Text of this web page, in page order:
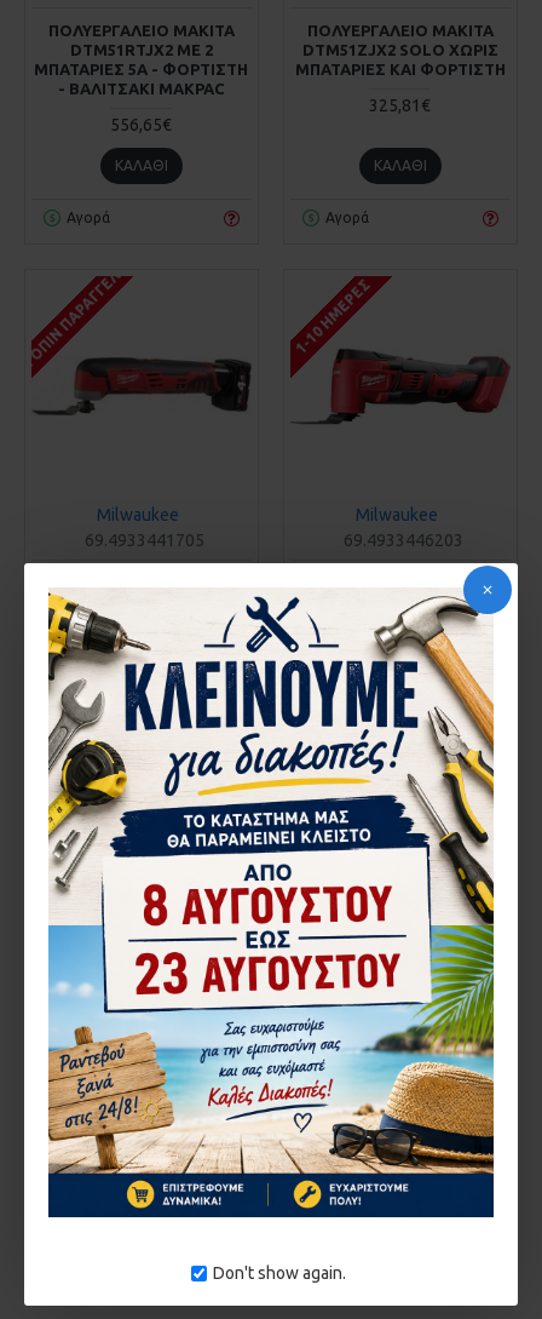
Don't show again.
ΠΟΛΥΕΡΓΑΛΕΙΟ MAKITA
DTM51RTJX2 ΜΕ 2
ΜΠΑΤΑΡΙΕΣ 5Α - ΦΟΡΤΙΣΤΗ
- ΒΑΛΙΤΣΑΚΙ MAKPAC
556,65€
ΚΑΛΆΘΙ
Αγορά
ΠΟΛΥΕΡΓΑΛΕΙΟ MAKITA
DTM51ZJX2 SOLO ΧΩΡΙΣ
ΜΠΑΤΑΡΙΕΣ ΚΑΙ ΦΟΡΤΙΣΤΗ
325,81€
ΚΑΛΆΘΙ
Αγορά
ΚΑΤΌΠΙΝ ΠΑΡΑΓΓΕΛΊΑΣ
Milwaukee
69.4933441705
271,95€
ΚΑΛΆΘΙ
Αγορά
1-10 ΗΜΈΡΕΣ
Milwaukee
69.4933446203
ΠΟΛΥΕΡΓΑΛΕΙΟ MILWAUKEE
M18 BMT-0 4933446203
225,75€
ΚΑΛΆΘΙ
Αγορά
1-10 ΗΜΈΡΕΣ
Milwaukee
69.4933446210
ΠΟΛΥΕΡΓΑΛΕΙΟ MILWAUKEE
M18 BMT-421C 4933446210
481,95€
Einhell 503.4465160
ΠΟΛΥΕΡΓΑΛΕΙΟ
ΕΠΑΝΑΦΟΡΤΙΖΟΜΕΝΟ
ΧΩΡΙΣ ΜΠΑΤΑΡΙΑ ΚΑΙ
ΦΟΡΤΙΣΤΗ EINHELL TE-MG
18 LI 4465160
92,34€
Αγορά